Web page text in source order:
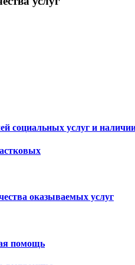
социальных услуг и
оказываемых услуг
помощь